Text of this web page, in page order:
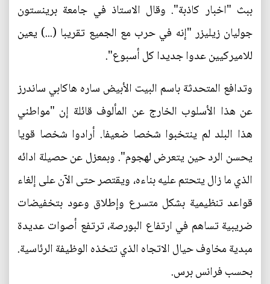
ببث "اخبار كاذبة". وقال الاستاذ في جامعة برينستون
جوليان زيليزر "إنه في حرب مع الجميع تقريبا (...) يعين
للاميركيين عدوا جديدا كل أسبوع".
وتدافع المتحدثة باسم البيت الأبيض ساره هاكابي ساندرز
عن هذا الأسلوب الخارج عن المألوف قائلة إن "مواطني
هذا البلد لم ينتخبوا شخصا ضعيفا. أرادوا شخصا قويا
يحسن الرد حين يتعرض لهجوم". وبمعزل عن حصيلة ادائه
الذي ما زال يتحتم عليه بناءه، ويقتصر حتى الآن على إلغاء
قواعد تنظيمية بشكل متسرع وإطلاق وعود بتخفيضات
ضريبية تساهم في ارتفاع البورصة، ترتفع أصوات عديدة
مبدية مخاوف حيال الاتجاه الذي تتخذه الوظيفة الرئاسية.
بحسب فرانس برس.